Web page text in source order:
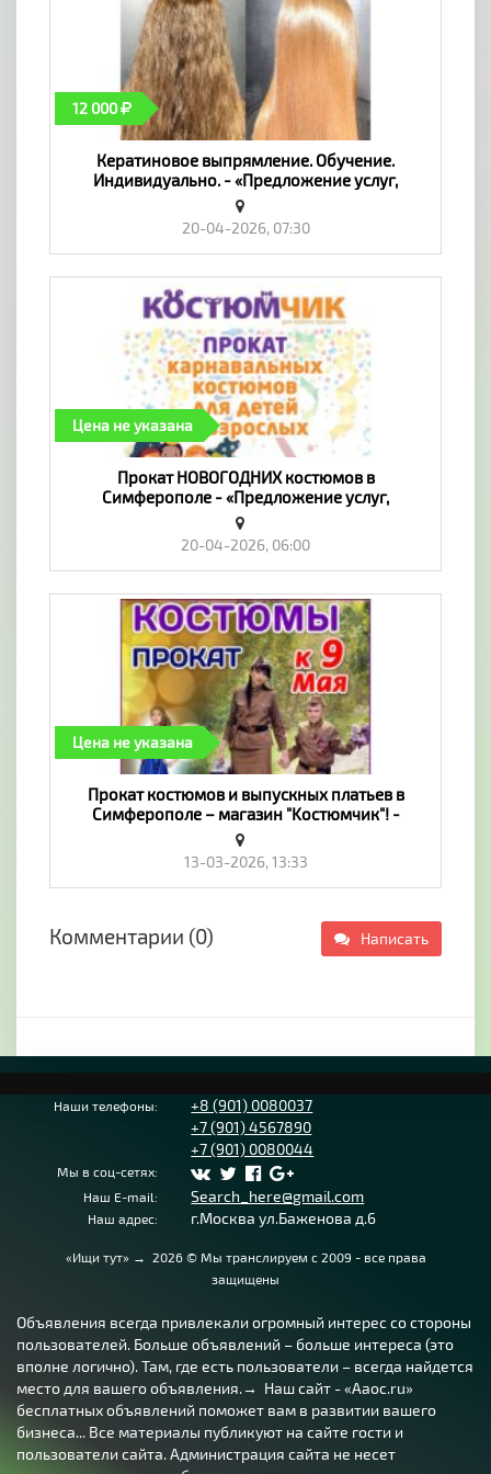
12 000
Кератиновое выпрямление. Обучение.
Индивидуально. - «Предложение услуг,
Обучение»
20-04-2026, 07:30
Цена не указана
Прокат НОВОГОДНИХ костюмов в
Симферополе - «Предложение услуг,
Обучение»
20-04-2026, 06:00
Цена не указана
Прокат костюмов и выпускных платьев в
Симферополе – магазин "Koстюмчик"! -
«Предложение услуг, Обучение»
13-03-2026, 13:33
Комментарии (0) Написать
Наши телефоны:
+8 (901) 0080037
+7 (901) 4567890
+7 (901) 0080044
Мы в соц-сетях:
Наш E-mail:
Search_here@gmail.com
Наш адрес: г.Москва ул.Баженова д.6
«Ищи тут» → 2026© Мы транслируем с 2009 - все права
защищены
Объявления всегда привлекали огромный интерес со стороны
пользователей. Больше объявлений – больше интереса (это
вполне логично). Там, где есть пользователи – всегда найдется
место для вашего объявления.→ Наш сайт - «Aaoc.ru»
бесплатных объявлений поможет вам в развитии вашего
бизнеса... Все материалы публикуют на сайте гости и
пользователи сайта. Администрация сайта не несет